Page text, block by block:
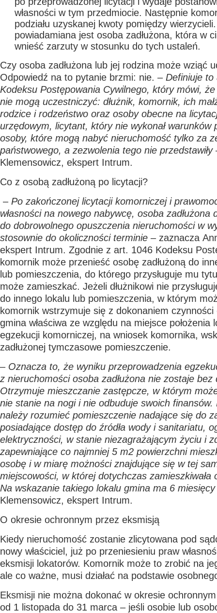
własności w tym przedmiocie. Następnie
podziału uzyskanej kwoty pomiędzy
powiadamiana jest osoba zadłużona, która w
wnieść zarzuty w stosunku do tych ustaleń.
Czy osoba zadłużona lub jej rodzina może wziąć
Odpowiedź na to pytanie brzmi: nie. – Definiuje
Kodeksu Postępowania Cywilnego, który mówi,
nie mogą uczestniczyć: dłużnik, komornik, ich
rodzice i rodzeństwo oraz osoby obecne na
urzędowym, licytant, który nie wykonał warunków
osoby, które mogą nabyć nieruchomość tylko za
państwowego, a zezwolenia tego nie przedstawiły
Klemensowicz, ekspert Intrum.
Co z osobą zadłużoną po licytacji?
– Po zakończonej licytacji komorniczej i
własności na nowego nabywcę, osoba zadłużona
do dobrowolnego opuszczenia nieruchomości w
stosownie do okoliczności terminie – zaznacza
ekspert Intrum. Zgodnie z art. 1046 Kodeksu
komornik może przenieść osobę zadłużoną do
lub pomieszczenia, do którego przysługuje mu
może zamieszkać. Jeżeli dłużnikowi nie
do innego lokalu lub pomieszczenia, w którym
komornik wstrzymuje się z dokonaniem
gmina właściwa ze względu na miejsce położenia
egzekucji komorniczej, na wniosek komornika,
zadłużonej tymczasowe pomieszczenie.
– Oznacza to, że wyniku przeprowadzenia
z nieruchomości osoba zadłużona nie zostaje bez
Otrzymuje mieszczanie zastępcze, w którym
nie stanie na nogi i nie odbuduje swoich finansów.
należy rozumieć pomieszczenie nadające się do
posiadające dostęp do źródła wody i sanitariatu,
elektryczności, w stanie niezagrażającym życiu i
zapewniające co najmniej 5 m2 powierzchni
osobę i w miarę możności znajdujące się w tej
miejscowości, w której dotychczas zamieszkiwała
Na wskazanie takiego lokalu gmina ma 6 miesięcy
Klemensowicz, ekspert Intrum.
O okresie ochronnym przez eksmisją
Kiedy nieruchomość zostanie zlicytowana pod
nowy właściciel, już po przeniesieniu praw
eksmisji lokatorów. Komornik może to zrobić na
ale co ważne, musi działać na podstawie
Eksmisji nie można dokonać w okresie
od 1 listopada do 31 marca – jeśli osobie lub